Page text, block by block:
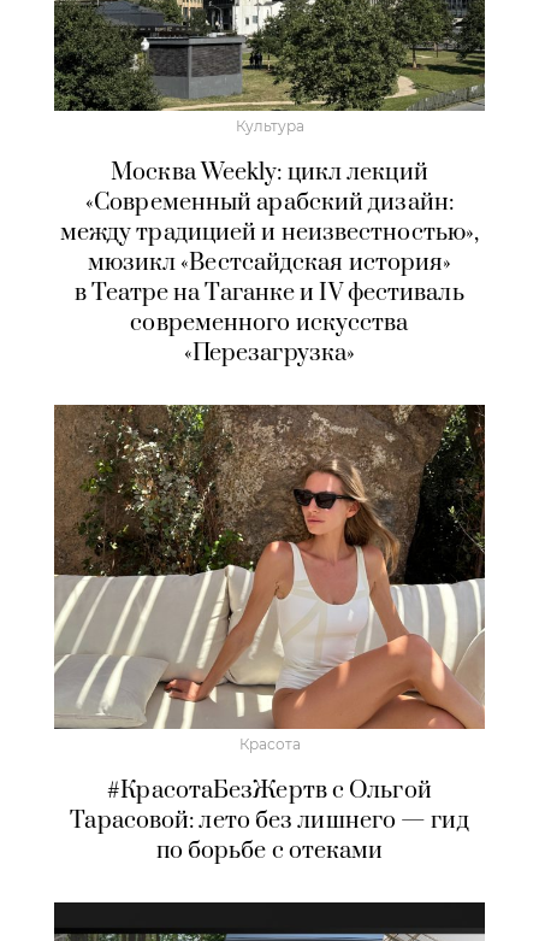
Культура
Москва Weekly: цикл лекций
«Современный арабский дизайн:
между традицией и неизвестностью»,
мюзикл «Вестсайдская история»
в Театре на Таганке и IV фестиваль
современного искусства
«Перезагрузка»
Красота
#КрасотаБезЖертв с Ольгой
Тарасовой: лето без лишнего — гид
по борьбе с отеками